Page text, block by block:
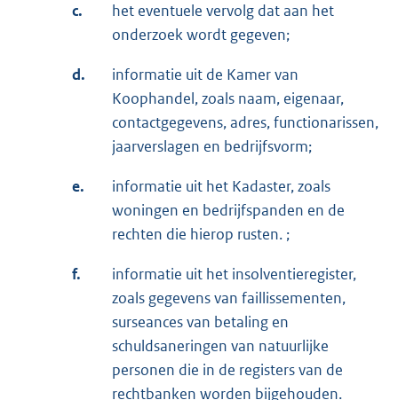
c.
het eventuele vervolg dat aan het
onderzoek wordt gegeven;
d.
informatie uit de Kamer van
Koophandel, zoals naam, eigenaar,
contactgegevens, adres, functionarissen,
jaarverslagen en bedrijfsvorm;
e.
informatie uit het Kadaster, zoals
woningen en bedrijfspanden en de
rechten die hierop rusten. ;
f.
informatie uit het insolventieregister,
zoals gegevens van faillissementen,
surseances van betaling en
schuldsaneringen van natuurlijke
personen die in de registers van de
rechtbanken worden bijgehouden.